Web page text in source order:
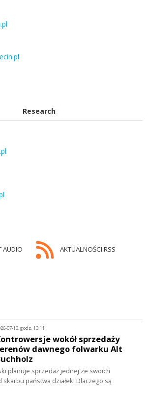
Research
AUDIO AKTUALNOŚCI RSS
07-13, godz. 13:11
wokół sprzedaży
dawnego folwarku Alt
planuje sprzedaż jednej ze swoich
państwa działek. Dlaczego są